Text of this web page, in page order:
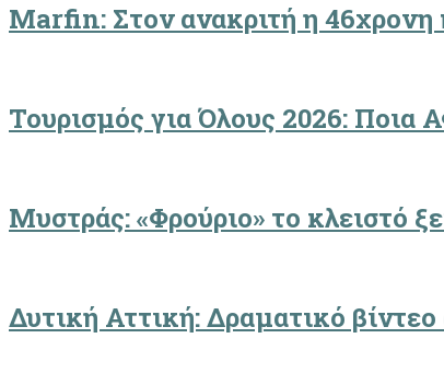
Marfin: Στον ανακριτή η 46χρονη
Τουρισμός για Όλους 2026:
Μυστράς: «Φρούριο» το κλειστό
Δυτική Αττική: Δραματικό